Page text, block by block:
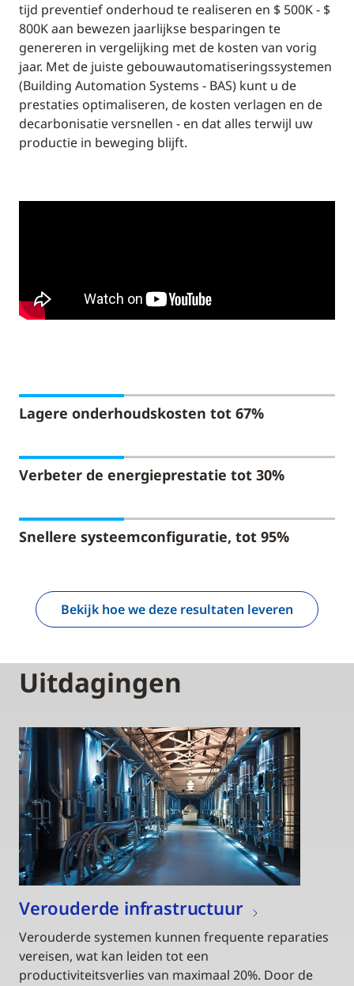
tijd preventief onderhoud te realiseren en $ 500K - $
800K aan bewezen jaarlijkse besparingen te
genereren in vergelijking met de kosten van vorig
jaar. Met de juiste gebouwautomatiseringssystemen
(Building Automation Systems - BAS) kunt u de
prestaties optimaliseren, de kosten verlagen en de
decarbonisatie versnellen - en dat alles terwijl uw
productie in beweging blijft.
Lagere onderhoudskosten tot 67%
Verbeter de energieprestatie tot 30%
Snellere systeemconfiguratie, tot 95%
Bekijk hoe we deze resultaten leveren
Uitdagingen
Verouderde infrastructuur
Verouderde systemen kunnen frequente reparaties
vereisen, wat kan leiden tot een
productiviteitsverlies van maximaal 20%. Door de